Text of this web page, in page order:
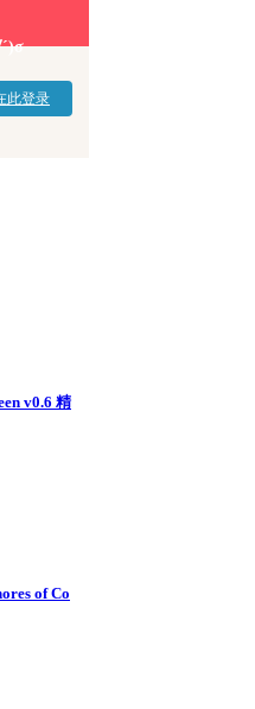
此登录
v0.6 精
of Co